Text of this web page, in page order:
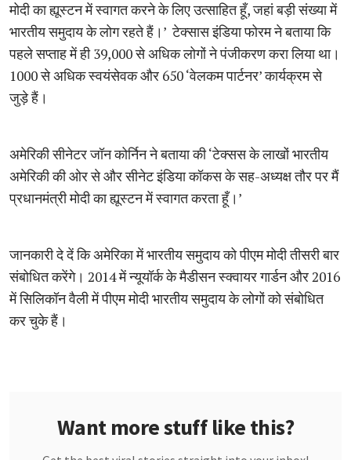
मोदी का ह्यूस्टन में स्वागत करने के लिए उत्साहित हूँ, जहां बड़ी संख्या में
भारतीय समुदाय के लोग रहते हैं।’ टेक्सास इंडिया फोरम ने बताया कि
पहले सप्ताह में ही 39,000 से अधिक लोगों ने पंजीकरण करा लिया था।
1000 से अधिक स्वयंसेवक और 650 ‘वेलकम पार्टनर’ कार्यक्रम से
जुड़े हैं।
अमेरिकी सीनेटर जॉन कोर्निन ने बताया की ‘टेक्सस के लाखों भारतीय
अमेरिकी की ओर से और सीनेट इंडिया कॉकस के सह-अध्यक्ष तौर पर मैं
प्रधानमंत्री मोदी का ह्यूस्टन में स्वागत करता हूँ।’
जानकारी दे दें कि अमेरिका में भारतीय समुदाय को पीएम मोदी तीसरी बार
संबोधित करेंगे। 2014 में न्यूयॉर्क के मैडीसन स्क्वायर गार्डन और 2016
में सिलिकॉन वैली में पीएम मोदी भारतीय समुदाय के लोगों को संबोधित
कर चुके हैं।
Want more stuff like this?